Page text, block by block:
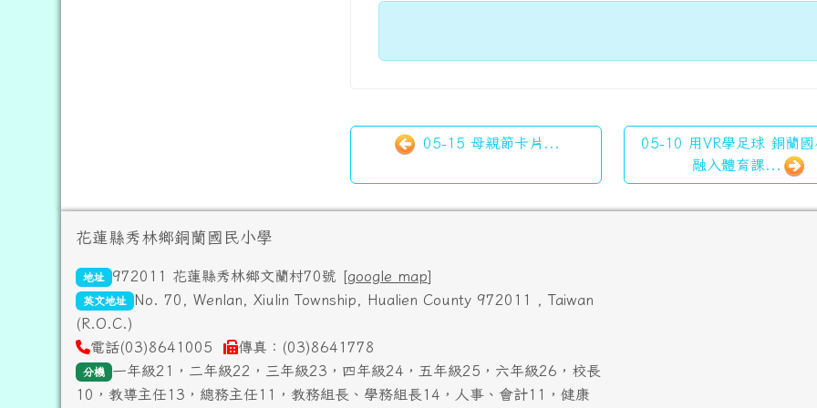
05-15 母親節卡片...
05-10 用VR學足球 銅蘭國
融入體育課...
頁尾區域內容
花蓮縣秀林鄉銅蘭國民小學
地址 972011 花蓮縣秀林鄉文蘭村70號 [google map]
英文地址
No. 70, Wenlan, Xiulin Township, Hualien County 972011 , Taiwan
(R.O.C.)
電話(03)8641005
傳真：(03)8641778
分機
一年級21，二年級22，三年級23，四年級24，五年級25，六年級26，校長
10，教導主任13，總務主任11，教務組長、學務組長14，人事、會計11，健康